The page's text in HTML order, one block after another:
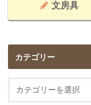
文房具
カテゴリー